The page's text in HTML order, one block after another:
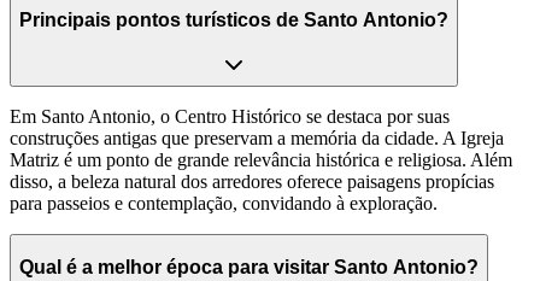
Principais pontos turísticos de Santo Antonio?
Em Santo Antonio, o Centro Histórico se destaca por suas
construções antigas que preservam a memória da cidade. A Igreja
Matriz é um ponto de grande relevância histórica e religiosa. Além
disso, a beleza natural dos arredores oferece paisagens propícias
para passeios e contemplação, convidando à exploração.
Qual é a melhor época para visitar Santo Antonio?